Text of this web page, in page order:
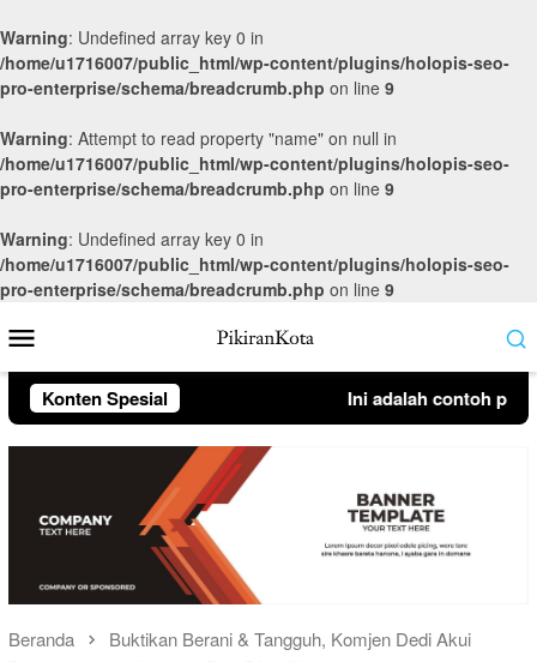
Warning: Undefined array key 0 in
/home/u1716007/public_html/wp-content/plugins/holopis-seo-
pro-enterprise/schema/breadcrumb.php on line 9
Warning: Attempt to read property "name" on null in
/home/u1716007/public_html/wp-content/plugins/holopis-seo-
pro-enterprise/schema/breadcrumb.php on line 9
Warning: Undefined array key 0 in
/home/u1716007/public_html/wp-content/plugins/holopis-seo-
pro-enterprise/schema/breadcrumb.php on line 9
ke
Mobile
Konten Spesial Ini adalah contoh
Beranda
Buktikan Berani & Tangguh, Komjen Dedi Akui